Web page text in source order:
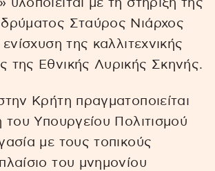
με τη στήριξη της
Σταύρος Νιάρχος
της καλλιτεχνικής
της Εθνικής Λυρικής Σκηνής.
Κρήτη πραγματοποιείται
του Υπουργείου Πολιτισμού
με τους τοπικούς
του μνημονίου